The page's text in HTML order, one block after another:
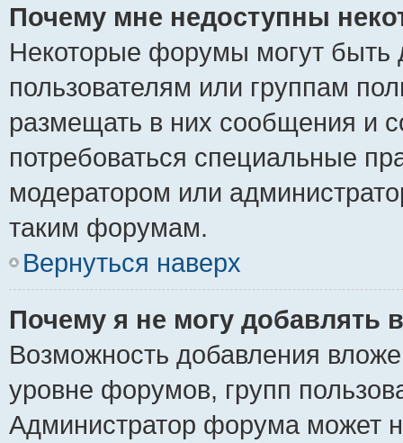
Почему мне недоступны
Некоторые форумы могут быть
пользователям или группам
размещать в них сообщения и
потребоваться специальные
модератором или
таким форумам.
Вернуться наверх
Почему я не могу добавлять
Возможность добавления
уровне форумов, групп
Администратор форума может